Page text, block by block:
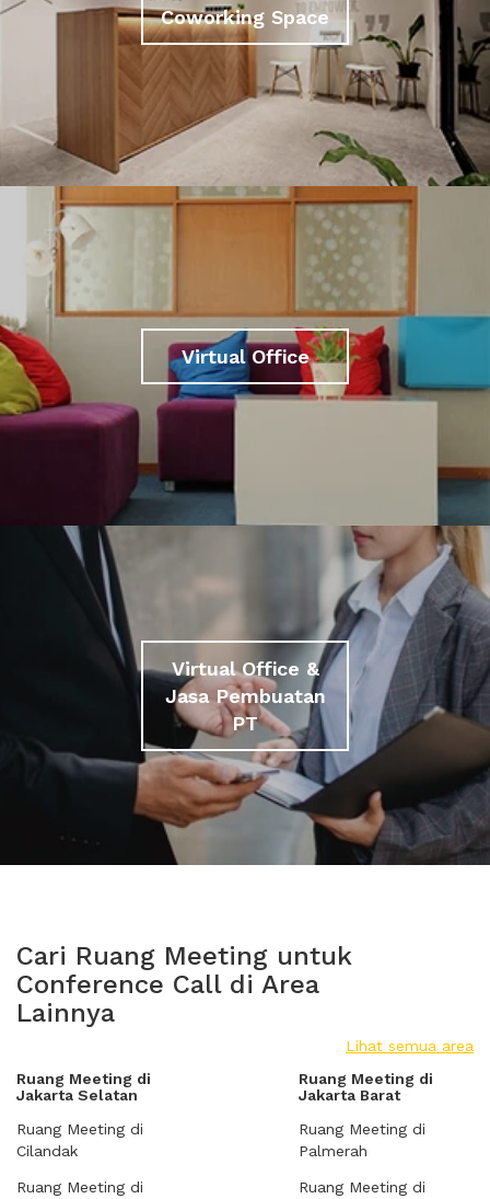
Coworking Space
Virtual Office
Virtual Office &
Jasa Pembuatan
PT
Cari Ruang Meeting untuk
Conference Call di Area
Lainnya
Lihat semua area
Ruang Meeting di
Jakarta Selatan
Ruang Meeting di
Cilandak
Ruang Meeting di
Ruang Meeting di
Jakarta Barat
Ruang Meeting di
Palmerah
Ruang Meeting di